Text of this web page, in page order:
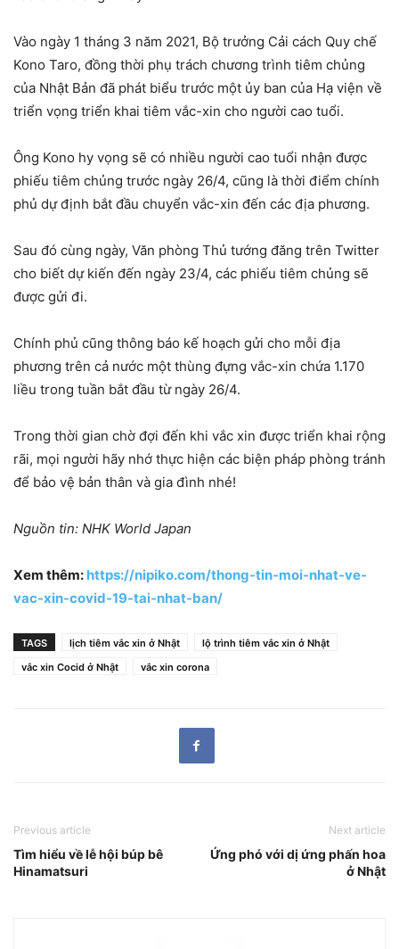
Vào ngày 1 tháng 3 năm 2021, Bộ trưởng Cải cách Quy chế
Kono Taro, đồng thời phụ trách chương trình tiêm chủng
của Nhật Bản đã phát biểu trước một ủy ban của Hạ viện về
triển vọng triển khai tiêm vắc-xin cho người cao tuổi.
Ông Kono hy vọng sẽ có nhiều người cao tuổi nhận được
phiếu tiêm chủng trước ngày 26/4, cũng là thời điểm chính
phủ dự định bắt đầu chuyển vắc-xin đến các địa phương.
Sau đó cùng ngày, Văn phòng Thủ tướng đăng trên Twitter
cho biết dự kiến đến ngày 23/4, các phiếu tiêm chủng sẽ
được gửi đi.
Chính phủ cũng thông báo kế hoạch gửi cho mỗi địa
phương trên cả nước một thùng đựng vắc-xin chứa 1.170
liều trong tuần bắt đầu từ ngày 26/4.
Trong thời gian chờ đợi đến khi vắc xin được triển khai rộng
rãi, mọi người hãy nhớ thực hiện các biện pháp phòng tránh
để bảo vệ bản thân và gia đình nhé!
Nguồn tin: NHK World Japan
Xem thêm: https://nipiko.com/thong-tin-moi-nhat-ve-
vac-xin-covid-19-tai-nhat-ban/
TAGS lịch tiêm vắc xin ở Nhật
lộ trình tiêm vắc xin ở Nhật
vắc xin Cocid ở Nhật
vắc xin corona
Previous article
Tìm hiểu về lễ hội búp bê
Hinamatsuri
Next article
Ứng phó với dị ứng phấn hoa
ở Nhật